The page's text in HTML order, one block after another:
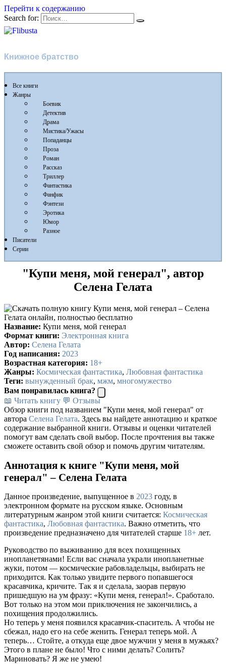
Перейти к содержанию
Search for:
Книжное братство
Все книги
Жанры
Боевик
Детектив
Драма
Мистика/Ужасы
Попаданцы
Проза
Роман
Рассказ
Триллер
Фантастика
Фанфик
Фэнтези
Эротика
Юмор
Разное
Писатели
Серии
"Купи меня, мой генерал", автор
Селена Гелата
Название: Купи меня, мой генерал
Формат книги: Электронная книга
Автор: Селена Гелата
Год написания: 2023
Возрастная категория: 18+
Жанры: Космическая фантастика, Любовная фантастика
Теги: вынужденный брак, мжм, многомужество
Вам понравилась книга?
📖 Читать книгу 💬 Отзывы
Обзор книги под названием "Купи меня, мой генерал" от
автора Селена Гелата. Здесь вы найдете аннотацию и краткое
содержание выбранной книги. Отзывы и оценки читателей
помогут вам сделать свой выбор. После прочтения вы также
сможете оставить свой обзор и помочь другим читателям.
Аннотация к книге "Купи меня, мой
генерал" – Селена Гелата
Данное произведение, выпущенное в 2023 году, в
электронном формате на русском языке. Основным
литературным жанром этой книги считается: Космическая
фантастика, Любовная фантастика. Важно отметить, что
произведение предназначено для читателей старше 18+ лет.
Руководство по выживанию для всех похищенных
инопланетянами! Если вас сначала украли инопланетные
жуки, потом — космические рабовладельцы, выбирать не
приходится. Как только увидите первого попавшегося
красавчика, кричите. Так я и сделала, заорав первую
пришедшую на ум фразу: «Купи меня, генерал!». Сработало.
Вот только на этом мои приключения не закончились, а
похищения продолжились.
Но теперь у меня появился красавчик-спаситель. А чтобы не
сбежал, надо его на себе женить. Генерал теперь мой. А
теперь… Стойте, а откуда еще двое мужчин у меня в мужьях?
Этого в плане не было! Что с ними делать? Солить?
Мариновать? Я же не умею!